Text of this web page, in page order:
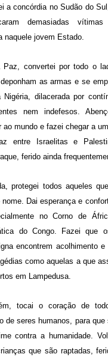
a concórdia no Sudão do
demasiadas
naquele jovem Estado.
convertei por todo o
as armas e se
dilacerada por
nem indefesos.
ao mundo e fazei chegar a
entre Israelitas e
ferido ainda
protegei todos aqueles
Dai esperança e
no Corno de
do Congo. Fazei que
encontrem acolhimento
como aquelas a que
em Lampedusa.
tocai o coração de
de seres humanos, para
contra a humanidade.
que são raptadas,